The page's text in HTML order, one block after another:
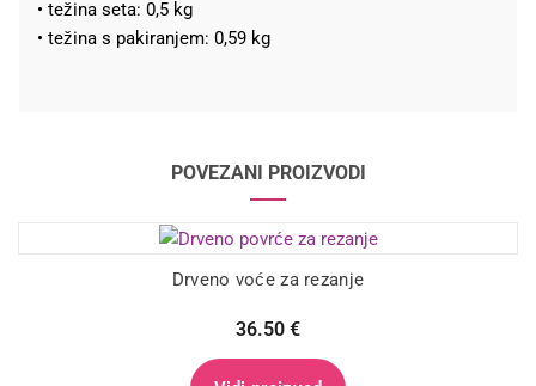
• težina seta: 0,5 kg
• težina s pakiranjem: 0,59 kg
POVEZANI PROIZVODI
Drveno voće za rezanje
36.50 €